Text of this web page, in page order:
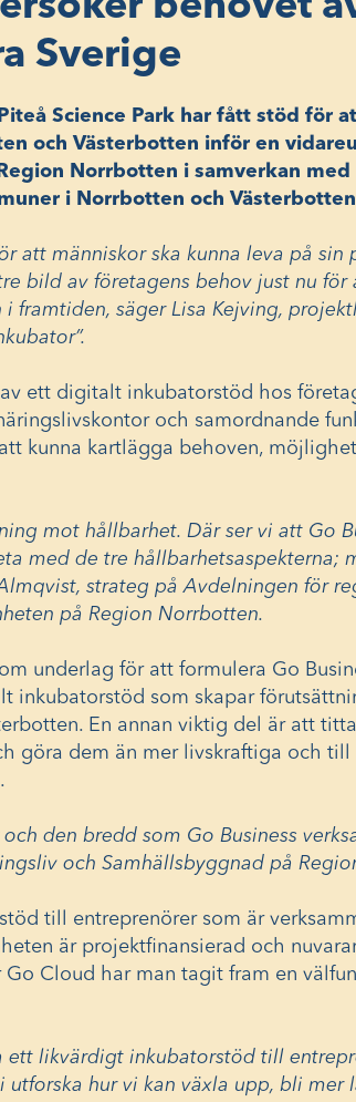
Sverige
Science Park har fått stöd för
och Västerbotten inför en
Norrbotten i samverkan med
i Norrbotten och
att människor ska kunna leva på sin
bild av företagens behov just nu för
framtiden, säger Lisa Kejving,
ett digitalt inkubatorstöd hos
och samordnande
kunna kartlägga behoven,
mot hållbarhet. Där ser vi att Go
med de tre hållbarhetsaspekterna;
strateg på Avdelningen för
på Region Norrbotten.
underlag för att formulera Go
inkubatorstöd som skapar
En annan viktig del är att
göra dem än mer livskraftiga och
den bredd som Go Business
och Samhällsbyggnad på
till entreprenörer som är
är projektfinansierad och
Cloud har man tagit fram en
likvärdigt inkubatorstöd till
hur vi kan växla upp, bli mer